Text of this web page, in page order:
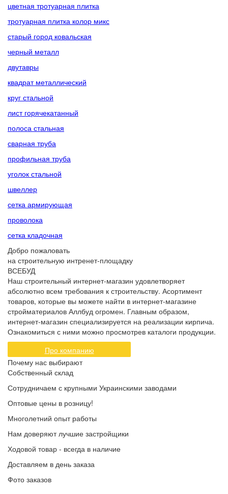
цветная тротуарная плитка
тротуарная плитка колор микс
старый город ковальская
черный металл
двутавры
квадрат металлический
круг стальной
лист горячекатанный
полоса стальная
сварная труба
профильная труба
уголок стальной
швеллер
сетка армирующая
проволока
сетка кладочная
Добро пожаловать
на строительную интренет-площадку
ВСЕБУД
Наш строительный интернет-магазин удовлетворяет
абсолютно всем требования к строительству. Асортимент
товаров, которые вы можете найти в интернет-магазине
стройматериалов Аллбуд огромен. Главным образом,
интернет-магазин специализируется на реализации кирпича.
Ознакомиться с ними можно просмотрев каталоги продукции.
Про компанию
Почему нас выбирают
Собственный склад
Сотрудничаем с крупными Украинскими заводами
Оптовые цены в розницу!
Многолетний опыт работы
Нам доверяют лучшие застройщики
Ходовой товар - всегда в наличие
Доставляем в день заказа
Фото заказов